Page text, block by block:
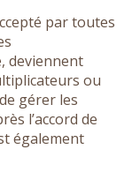
par toutes
deviennent
ou
gérer les
l’accord de
également